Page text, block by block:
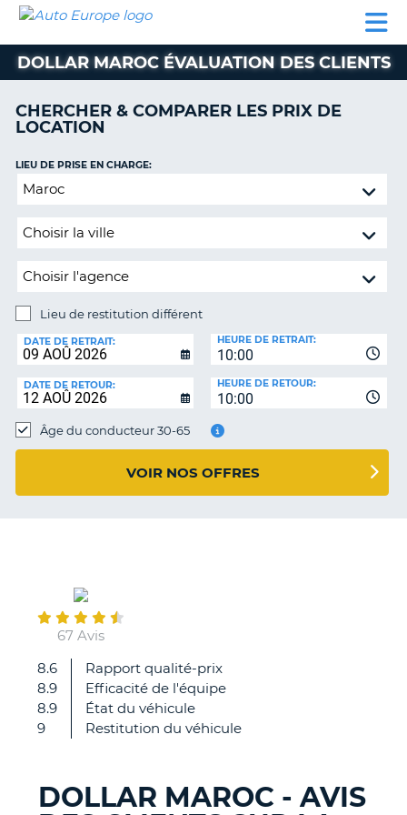
LOCATION
VOITURE
CAMPING-
CAR
CLIENT
AUTO
EUROPE
LOCATION
VOITURE
CAMPING-
CAR
PARTENAIRES
SUPPORT
CLIENT
COMPTE
MA
DOLLAR MAROC ÉVALUATION DES CLIENTS
CHERCHER & COMPARER LES PRIX DE
LOCATION
Lieu
restitution
LIEU DE PRISE EN CHARGE:
Lieu de restitution différent
DE
RESTITUTION:
DATE DE RETRAIT:
10:00
HEURE DE RETRAIT:
DATE DE RETOUR:
10:00
HEURE DE RETOUR:
Âge du conducteur 30-65
VOIR NOS OFFRES
67 Avis
8.6
8.9
8.9
9
Rapport qualité-prix
Efficacité de l'équipe
État du véhicule
Restitution du véhicule
Ras
DOLLAR MAROC - AVIS